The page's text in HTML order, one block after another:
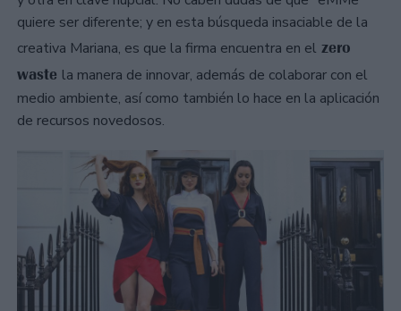
quiere ser diferente; y en esta búsqueda insaciable de la
creativa Mariana, es que la firma encuentra en el zero
waste la manera de innovar, además de colaborar con el
medio ambiente, así como también lo hace en la aplicación
de recursos novedosos.